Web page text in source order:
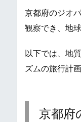
京都府のジオ
観察でき、地
以下では、地
ズムの旅行計
京都府